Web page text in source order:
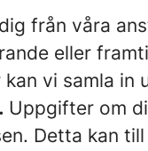
från våra
eller
vi samla
Uppgifter om
Detta kan